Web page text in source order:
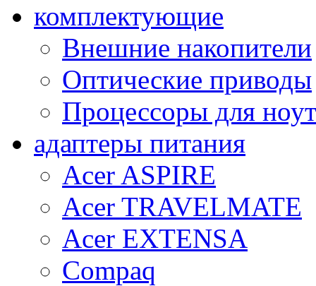
комплектующие
Внешние накопители
Оптические приводы
Процессоры для
адаптеры питания
Acer ASPIRE
Acer TRAVELMATE
Acer EXTENSA
Compaq